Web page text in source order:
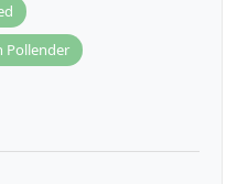
Pollender